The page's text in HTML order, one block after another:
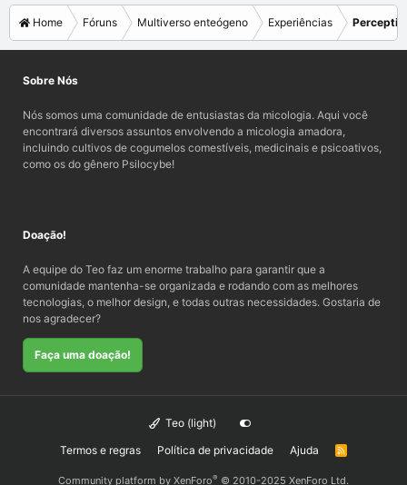
Home Fóruns Multiverso enteógeno Experiências
Sobre Nós
Nós somos uma comunidade de entusiastas da micologia. Aqui você
encontrará diversos assuntos envolvendo a micologia amadora,
incluindo cultivos de cogumelos comestíveis, medicinais e psicoativos,
como os do gênero Psilocybe!
Doação!
A equipe do Teo faz um enorme trabalho para garantir que a
comunidade mantenha-se organizada e rodando com as melhores
tecnologias, o melhor design, e todas outras necessidades. Gostaria de
nos agradecer?
Faça uma doação!
Teo (light)
Termos e regras
Política de privacidade Ajuda
Community platform by XenForo® © 2010-2025 XenForo Ltd.